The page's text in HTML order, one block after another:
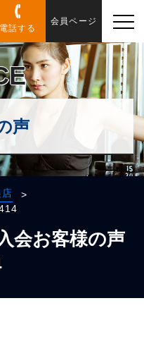
電話する
会員ページ
声
>
会お客様の声